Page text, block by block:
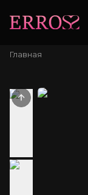
Главная
Previous slide